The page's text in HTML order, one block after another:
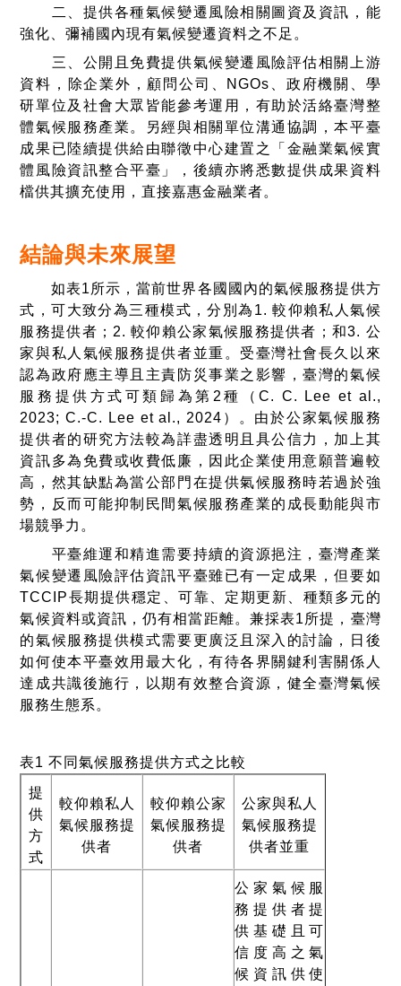
二、提供各種氣候變遷風險相關圖資及資訊，能
強化、彌補國內現有氣候變遷資料之不足。
三、公開且免費提供氣候變遷風險評估相關上游
資料，除企業外，顧問公司、
NGOs 、政府機關、學
研單位及社會大眾皆能參考運用，有助於活絡臺灣整
體氣候服務產業。另經與相關單位溝通協調，本平臺
成果已陸續提供給由聯徵中心建置之「金融業氣候實
體風險資訊整合平臺」，後續亦將悉數提供成果資料
檔供其擴充使用，直接嘉惠金融業者。
結論與未來展望
如表1 所示，當前世界各國國內的氣候服務提供方
式，可大致分為三種模式，分別為 1.較仰賴私人氣候
服務提供者； 2.較仰賴公家氣候服務提供者；和3. 公
家與私人氣候服務提供者並重。受臺灣社會長久以來
認為政府應主導且主責防災事業之影響，臺灣的氣候
服務提供方式可類歸為第 2 種 （C. C. Lee et al.,
2023; C.-C. Lee et al., 2024 ）
。由於公家氣候服務
提供者的研究方法較為詳盡透明且具公信力，加上其
資訊多為免費或收費低廉，因此企業使用意願普遍較
高，然其缺點為當公部門在提供氣候服務時若過於強
勢，反而可能抑制民間氣候服務產業的成長動能與市
場競爭力。
平臺維運和精進需要持續的資源挹注，臺灣產業
氣候變遷風險評估資訊平臺雖已有一定成果，但要如
TCCIP長期提供穩定、可靠、定期更新、種類多元的
氣候資料或資訊，仍有相當距離。兼採表1 所提，臺灣
的氣候服務提供模式需要更廣泛且深入的討論，日後
如何使本平臺效用最大化，有待各界關鍵利害關係人
達成共識後施行，以期有效整合資源，健全臺灣氣候
服務生態系。
表1 不同氣候服務提供方式之比較
提
供
方
式
較仰賴私人
氣候服務提
供者
較仰賴公家
氣候服務提
供者
公家與私人
氣候服務提
供者並重
公家氣候服
務提供者提
供基礎且可
信度高之氣
候資訊供使